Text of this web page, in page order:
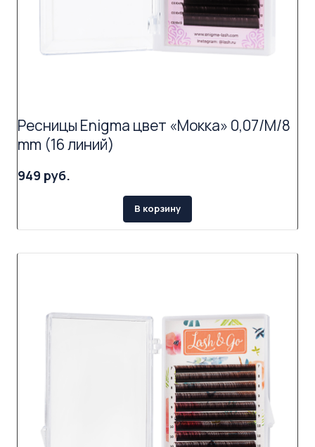
Ресницы Enigma цвет «Мокка» 0,07/M/8
mm (16 линий)
949 руб.
В корзину